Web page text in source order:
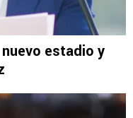
estadio y